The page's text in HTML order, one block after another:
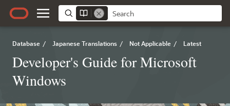
Database / Japanese Translations / Not Applicable / Latest
Developer's Guide for Microsoft
Windows